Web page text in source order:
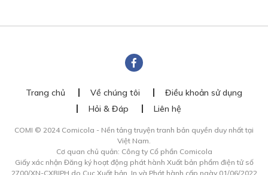
Trang chủ Về chúng tôi
Điều khoản sử dụng
Hỏi & Đáp
Liên hệ
COMI © 2024 Comicola - Nền tảng truyện tranh bản quyền duy nhất tại
Việt Nam.
Cơ quan chủ quản: Công ty Cổ phần Comicola
Giấy xác nhận Đăng ký hoạt động phát hành Xuất bản phẩm điện tử số
2700/XN-CXBIPH do Cục Xuất bản, In và Phát hành cấp ngày 01/06/2022